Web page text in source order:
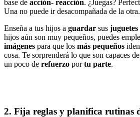
base de acción- reacción. ¿Juegas?
Una no puede ir desacompañada de la otra.
Enseña a tus hijos a guardar sus juguetes
hijos aún son muy pequeños, puedes
imágenes para que los más pequeños
cosa. Te sorprenderá lo que son capaces de
un poco de refuerzo portu parte.
2. Fija reglas y planifica rutinas